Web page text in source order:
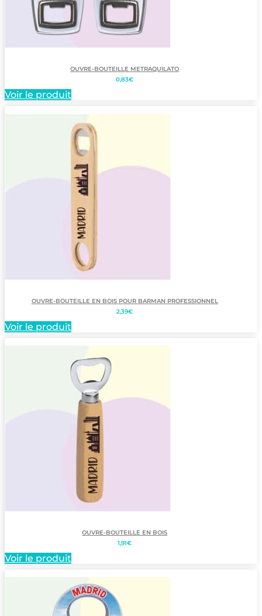
OUVRE-BOUTEILLE METRAQUILATO
0,83€
Voir le produit
OUVRE-BOUTEILLE EN BOIS POUR BARMAN PROFESSIONNEL
2,39€
Voir le produit
OUVRE-BOUTEILLE EN BOIS
1,91€
Voir le produit